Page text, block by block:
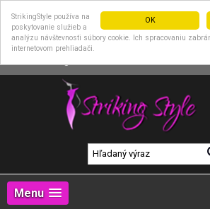
OK
StrikingStyle používa na
poskytovanie služieb a
analýzu návštevnosti súbory cookie. Ich spracovaniu
internetovom prehliadači.
Menu